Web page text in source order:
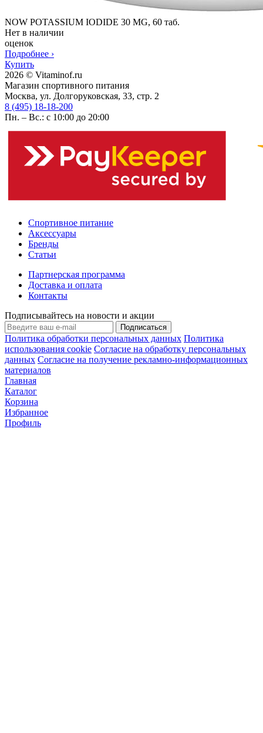
NOW POTASSIUM IODIDE 30 MG, 60 таб.
Нет в наличии
оценок
Подробнее ›
Купить
2026 © Vitaminof.ru
Магазин спортивного питания
Москва, ул. Долгоруковская, 33, стр. 2
8 (495) 18-18-200
Пн. – Вс.: с 10:00 до 20:00
Спортивное питание
Аксессуары
Бренды
Статьи
Партнерская программа
Доставка и оплата
Контакты
Подписывайтесь на новости и акции
Подписаться
Политика обработки персональных данных Политика
использования cookie Согласие на обработку персональных
данных Согласие на получение рекламно-информационных
материалов
Главная
Каталог
Корзина
Избранное
Профиль